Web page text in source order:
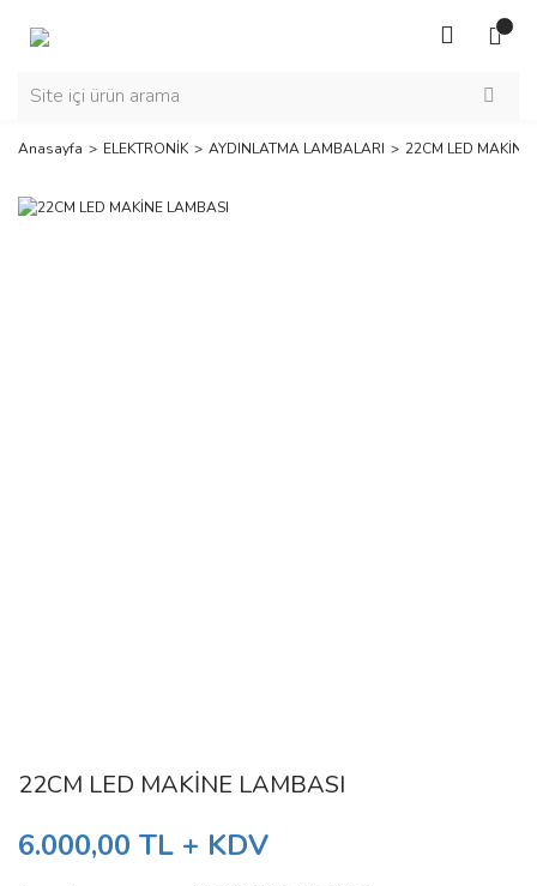
Anasayfa ELEKTRONİK AYDINLATMA LAMBALARI 22CM LED MAKİNE
22CM LED MAKİNE LAMBASI
6.000,00 TL + KDV